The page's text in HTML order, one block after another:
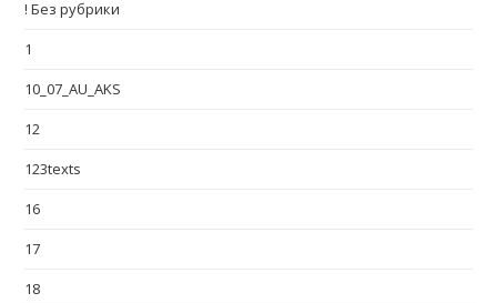
! Без рубрики
1
10_07_AU_AKS
12
123texts
16
17
18